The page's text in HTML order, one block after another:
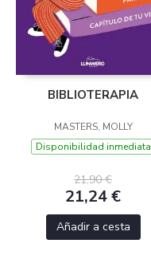
BIBLIOTERAPIA
MASTERS, MOLLY
Disponibilidad inmediata
21,90 €
21,24 €
Añadir a cesta